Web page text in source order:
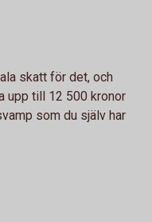
skatt för det, och
upp till 12 500 kronor
som du själv har